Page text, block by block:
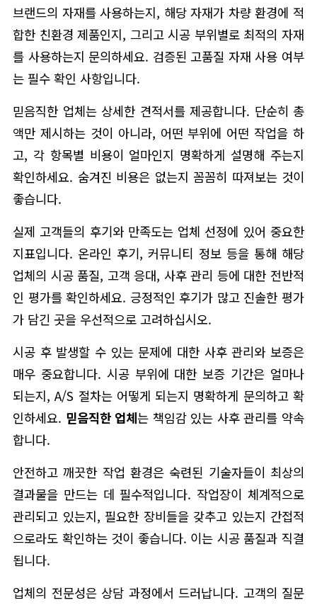
브랜드의 자재를 사용하는지, 해당 자재가 차량 환경에 적
합한 친환경 제품인지, 그리고 시공 부위별로 최적의 자재
를 사용하는지 문의하세요. 검증된 고품질 자재 사용 여부
는 필수 확인 사항입니다.
믿음직한 업체는 상세한 견적서를 제공합니다. 단순히 총
액만 제시하는 것이 아니라, 어떤 부위에 어떤 작업을 하
고, 각 항목별 비용이 얼마인지 명확하게 설명해 주는지
확인하세요. 숨겨진 비용은 없는지 꼼꼼히 따져보는 것이
좋습니다.
실제 고객들의 후기와 만족도는 업체 선정에 있어 중요한
지표입니다. 온라인 후기, 커뮤니티 정보 등을 통해 해당
업체의 시공 품질, 고객 응대, 사후 관리 등에 대한 전반적
인 평가를 확인하세요. 긍정적인 후기가 많고 진솔한 평가
가 담긴 곳을 우선적으로 고려하십시오.
시공 후 발생할 수 있는 문제에 대한 사후 관리와 보증은
매우 중요합니다. 시공 부위에 대한 보증 기간은 얼마나
되는지, A/S 절차는 어떻게 되는지 명확하게 문의하고 확
인하세요. 믿음직한 업체는 책임감 있는 사후 관리를 약속
합니다.
안전하고 깨끗한 작업 환경은 숙련된 기술자들이 최상의
결과물을 만드는 데 필수적입니다. 작업장이 체계적으로
관리되고 있는지, 필요한 장비들을 갖추고 있는지 간접적
으로라도 확인하는 것이 좋습니다. 이는 시공 품질과 직결
됩니다.
업체의 전문성은 상담 과정에서 드러납니다. 고객의 질문